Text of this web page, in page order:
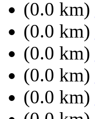
(0.0 km)
(0.0 km)
(0.0 km)
(0.0 km)
(0.0 km)